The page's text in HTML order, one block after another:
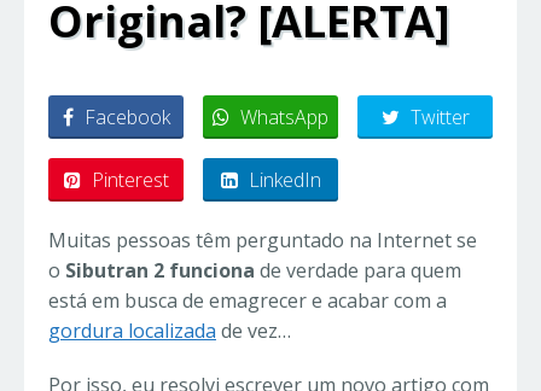
Original? [ALERTA]
Facebook WhatsApp Twitter
Pinterest LinkedIn
Muitas pessoas têm perguntado na Internet se
o Sibutran 2 funciona de verdade para quem
está em busca de emagrecer e acabar com a
gordura localizada de vez…
Por isso, eu resolvi escrever um novo artigo com